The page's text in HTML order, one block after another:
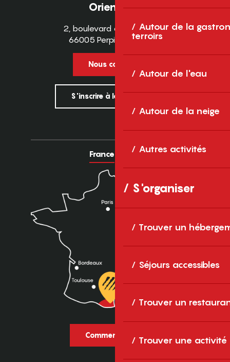
Autour de la
terroirs
Autour de l'eau
Autour de la neige
Autres activités
S'organiser
Trouver un
Séjours accessibles
Trouver un
Trouver une activité
Orientales
2, boulevard des Pyrénées
66005 Perpignan Cedex
Nous contacter
S'inscrire à la newsletter
France Europe
Comment venir ?